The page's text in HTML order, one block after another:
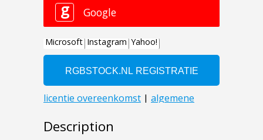
Description